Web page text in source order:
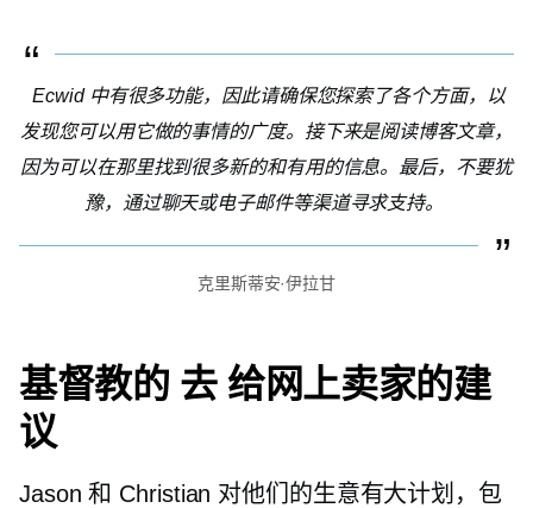
Ecwid 中有很多功能，因此请确保您探索了各个方面，以
发现您可以用它做的事情的广度。接下来是阅读博客文章，
因为可以在那里找到很多新的和有用的信息。最后，不要犹
豫，通过聊天或电子邮件等渠道寻求支持。
克里斯蒂安·伊拉甘
基督教的 去给网上卖家的建
议
Jason 和 Christian 对他们的生意有大计划，包